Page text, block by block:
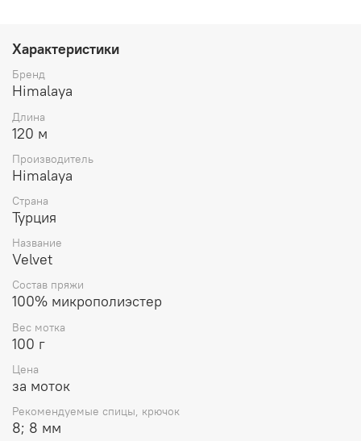
Характеристики
Бренд
Himalaya
Длина
120 м
Производитель
Himalaya
Страна
Турция
Название
Velvet
Состав пряжи
100% микрополиэстер
Вес мотка
100 г
Цена
за моток
Рекомендуемые спицы, крючок
8; 8 мм